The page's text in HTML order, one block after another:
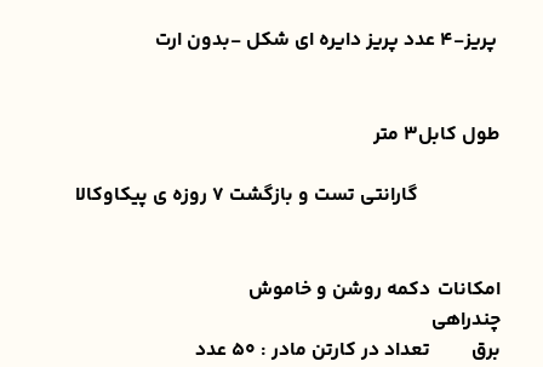
پریز-۴ عدد پریز دایره ای شکل -بدون ارت
طول کابل3 متر
گارانتی تست و بازگشت 7 روزه ی پیکاوکالا
امکانات
چندراهی
برق
دکمه روشن و خاموش
تعداد در کارتن مادر : 50 عدد